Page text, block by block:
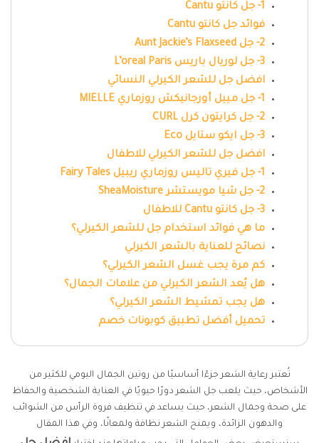
1- جل كانتو Cantu
فوائد جل كانتو Cantu
2- جل Aunt Jackie’s Flaxseed
3- جل لوريال باريس L’oreal Paris
افضل جل للشعر الكيرلي النسائي
1- جل مييل أورجانيكش روزماري MIELLE
2- جل كرايتون كرل CURL
3- جل ايكو ستايل Eco
افضل جل للشعر الكيرلي للاطفال
1- جل فيري تاليس روزماري ريبيل Fairy Tales
2- جل شيا مويستشر SheaMoisture
3- جل كانتو Cantu للاطفال
ما هي فوائد استخدام جل للشعر الكيرلي؟
نصائح للعناية بالشعر الكيرلي
كم مرة يجب غسل الشعر الكيرلي؟
هل يُعد الشعر الكيرلي من علامات الجمال؟
هل يجب تمشيط الشعر الكيرلي؟
تحميل أفضل تطبيق كوبونات خصم
تُعتبر رعاية الشعر جزءًا أساسيًا من روتين الجمال اليومي للكثير من
الأشخاص، حيث يلعب جل الشعر دورًا حيويًا في العناية الشخصية والحفاظ
على صحة وجمال الشعر، حيث يساعد في تنظيف فروة الرأس من الشوائب
والدهون الزائدة، ويمنح الشعر نظافة ولمعانًا، وفي هذا المقال